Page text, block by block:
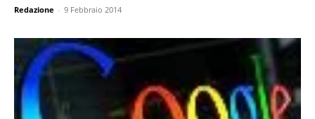
Redazione - 9 Febbraio 2014